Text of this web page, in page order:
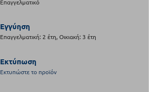
Επαγγελματικό
Εγγύηση
Επαγγελματική: 2 έτη, Οικιακή: 3 έτη
Εκτύπωση
Εκτυπώστε το προϊόν